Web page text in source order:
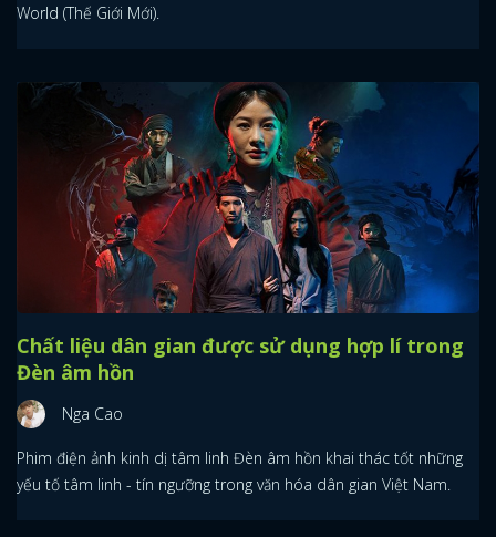
World (Thế Giới Mới).
Chất liệu dân gian được sử dụng hợp lí trong
Đèn âm hồn
Nga Cao
Phim điện ảnh kinh dị tâm linh Đèn âm hồn khai thác tốt những
yếu tố tâm linh - tín ngưỡng trong văn hóa dân gian Việt Nam.